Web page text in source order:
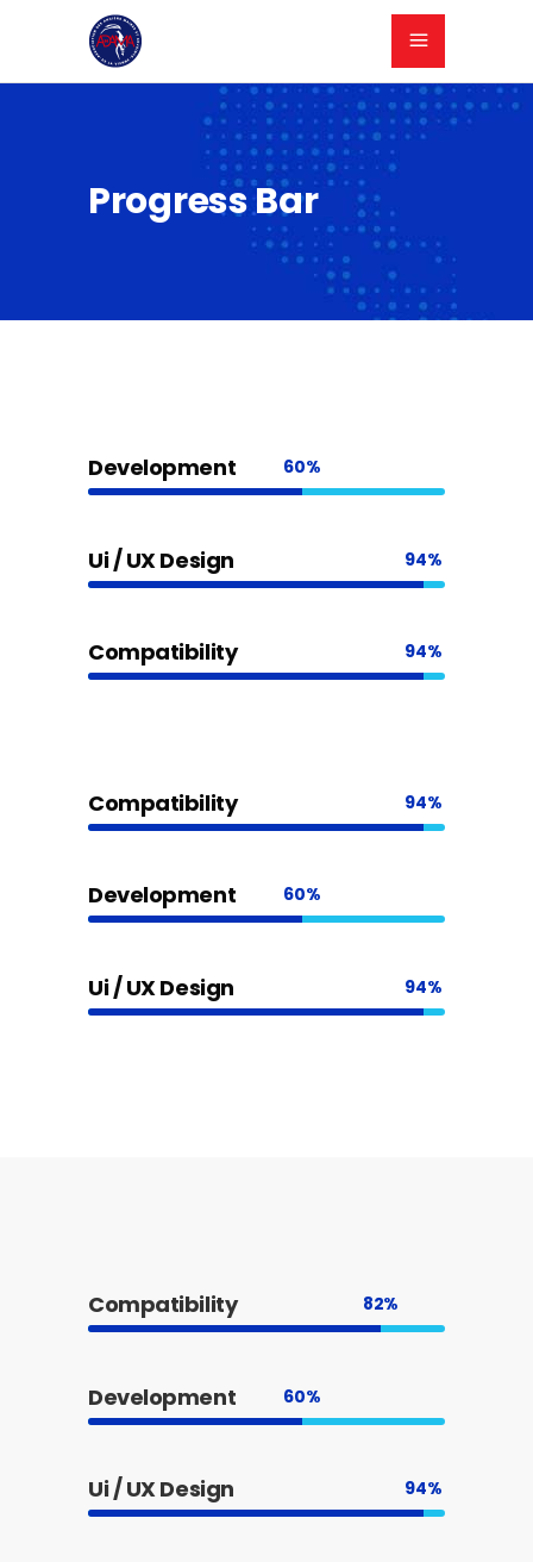
Progress Bar
Development 60
Ui / UX Design 94
Compatibility 94
Compatibility 94
Development 60
Ui / UX Design 94
Compatibility 82
Development 60
Ui / UX Design 94